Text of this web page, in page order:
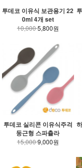
투데코 이유식 보관용기 22
0ml 4개 set
10,0005,800원
투데코 실리콘 이유식주걱
둥근형 스파츌라
15,0009,000원